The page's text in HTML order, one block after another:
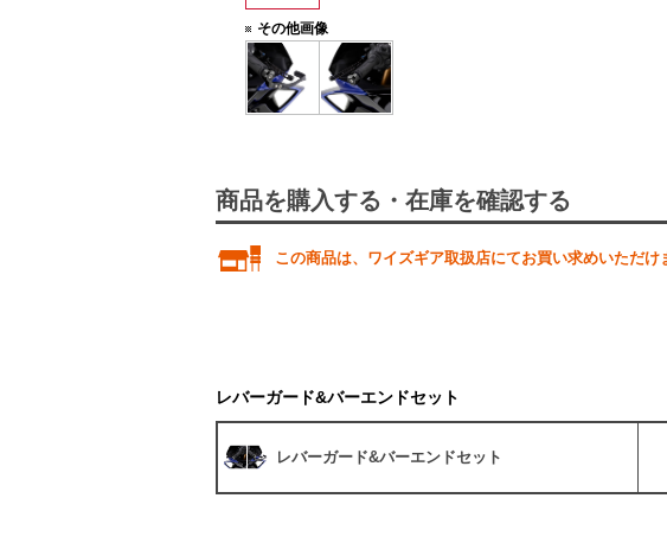
その他画像
商品を購入する・在庫を確認する
この商品は、ワイズギア取扱店にてお買い求めいただけ
レバーガード&バーエンドセット
レバーガード&バーエンドセット